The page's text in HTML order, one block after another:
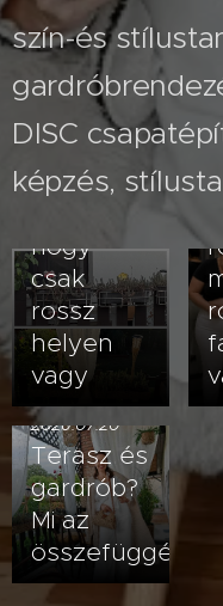
szín-és
DISC
képzés,
2026.08.03
Nem
veled van
hogy
csak
rossz
helyen
vagy
2026.07.20
Terasz és
gardrób?
Mi az
összefüggés?